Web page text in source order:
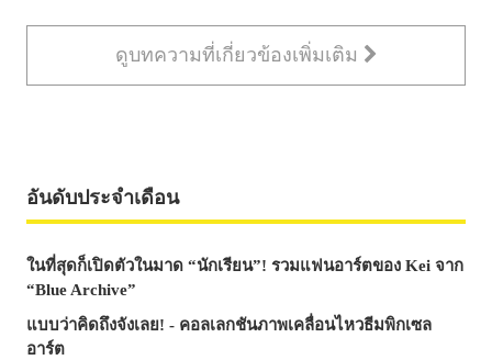
ดูบทความที่เกี่ยวข้องเพิ่มเติม
อันดับประจำเดือน
ในที่สุดก็เปิดตัวในมาด “นักเรียน”! รวมแฟนอาร์ตของ Kei จาก
“Blue Archive”
แบบว่าคิดถึงจังเลย! - คอลเลกชันภาพเคลื่อนไหวธีมพิกเซล
อาร์ต